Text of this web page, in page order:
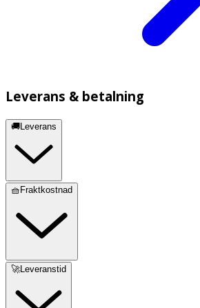
Leverans & betalning
🚚Leverans
🧺Fraktkostnad
🚀Leveranstid